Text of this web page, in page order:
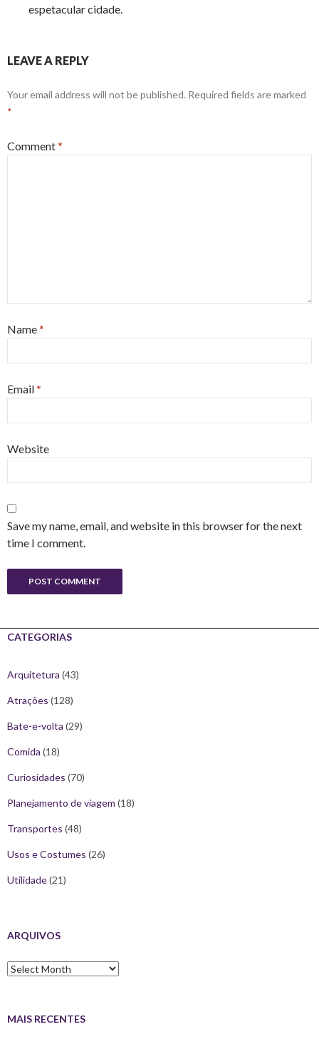
espetacular cidade.
LEAVE A REPLY
Your email address will not be published. Required fields are marked
*
Comment*
Name*
Email*
Website
Save my name, email, and website in this browser for the next
time I comment.
CATEGORIAS
Arquitetura (43)
Atrações (128)
Bate-e-volta (29)
Comida (18)
Curiosidades (70)
Planejamento de viagem (18)
Transportes (48)
Usos e Costumes (26)
Utilidade(21)
ARQUIVOS
Arquivos
MAIS RECENTES